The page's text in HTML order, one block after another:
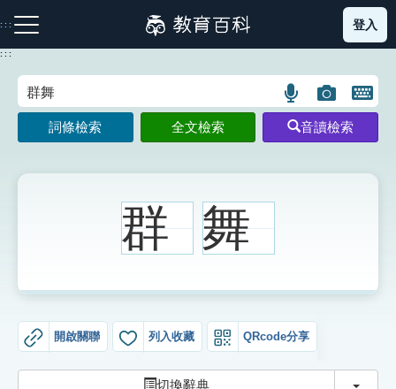
到
主
:::
注音索引圖示 筆畫索引圖示 部首索引表圖示
生字詞彙表
登入
:::
語
言
搜
圖
片
搜
開
鍵
圖
詞條檢索 全文檢索 音讀檢索
群 舞
開啟關聯 列入收藏 QRcode分享
切換辭典 切換